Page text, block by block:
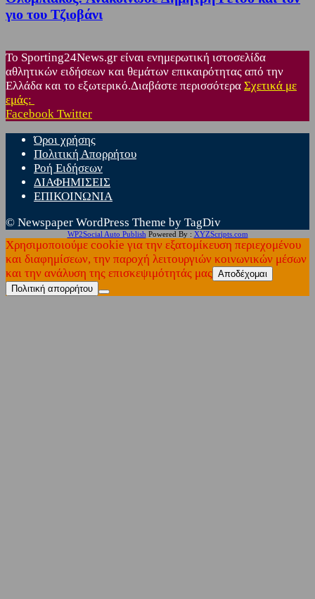
γιο του Τζιοβάνι
Το Sporting24News.gr είναι ενημερωτική ιστοσελίδα
αθλητικών ειδήσεων και θεμάτων επικαιρότητας από την
Ελλάδα και το εξωτερικό.Διαβάστε περισσότερα Σχετικά με
εμάς:
Facebook Twitter
Όροι χρήσης
Πολιτική Απορρήτου
Ροή Ειδήσεων
ΔΙΑΦΗΜΙΣΕΙΣ
ΕΠΙΚΟΙΝΩΝΙΑ
© Newspaper WordPress Theme by TagDiv
WP2Social Auto Publish Powered By : XYZScripts.com
Χρησιμοποιούμε cookie για την εξατομίκευση περιεχομένου
και διαφημίσεων, την παροχή λειτουργιών κοινωνικών μέσων
και την ανάλυση της επισκεψιμότητάς μας Αποδέχομαι
Πολιτική απορρήτου